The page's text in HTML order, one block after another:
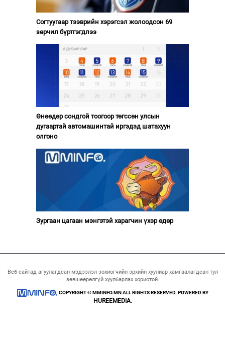
Согтуугаар тээврийн хэрэгсэл жолоодсон 69
зөрчил бүртгэгдлээ
Өнөөдөр сондгой тоогоор төгссөн улсын
дугаартай автомашинтай иргэдэд шатахуун
олгоно
Зургаан цагаан мэнгэтэй харагчин үхэр өдөр
Веб сайтад агуулагдсан мэдээлэл зохиогчийн эрхийн хуулиар хамгаалагдсан тул
зөвшөөрөлгүй хуулбарлах хориотой.
COPYRIGHT © MMINFO.MN ALL RIGHTS RESERVED. POWERED BY
HUREEMEDIA.